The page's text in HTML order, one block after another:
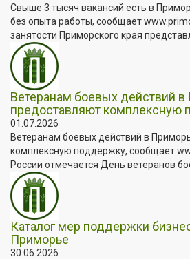
Свыше 3 тысяч вакансий есть в
без опыта работы, сообщает
занятости Приморского края
Ветеранам боевых действий
предоставляют комплексную
01.07.2026
Ветеранам боевых действий в
комплексную поддержку, сообщает
России отмечается День ветеранов
Каталог мер поддержки
Приморье
30.06.2026